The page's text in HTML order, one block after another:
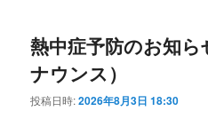
熱中症予防のお知ら
ナウンス）
投稿日時:2026年8月3日 18:30